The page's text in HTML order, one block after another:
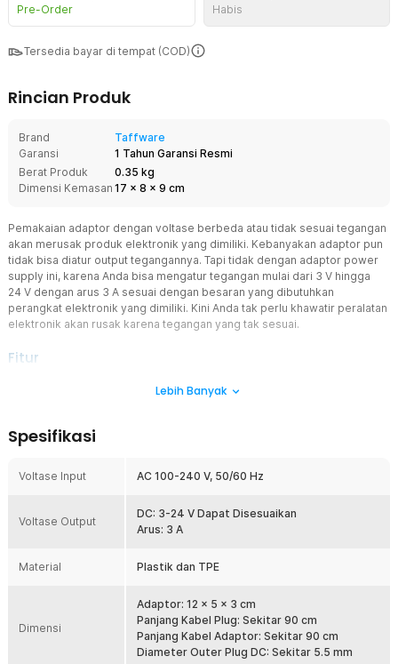
Pre-Order Habis
Tersedia bayar di tempat (COD)
Rincian Produk
Brand
Taffware
Garansi
1 Tahun Garansi Resmi
Berat Produk
0.35 kg
Dimensi Kemasan 17 x 8 x 9 cm
Pemakaian adaptor dengan voltase berbeda atau tidak sesuai tegangan
akan merusak produk elektronik yang dimiliki. Kebanyakan adaptor pun
tidak bisa diatur output tegangannya. Tapi tidak dengan adaptor power
supply ini, karena Anda bisa mengatur tegangan mulai dari 3 V hingga
24 V dengan arus 3 A sesuai dengan besaran yang dibutuhkan
perangkat elektronik yang dimiliki. Kini Anda tak perlu khawatir peralatan
elektronik akan rusak karena tegangan yang tak sesuai.
Fitur
Anda dapat menyesuaikan dengan perangkat Anda ketika
memudahkan Anda dalam menyesuaikan tegangan, terdapat layar
LCD yang akan menampilkan besaran tegangan ketika Anda
Komponen Berkualitas
yang diproduksi dengan presisi untuk memenuhi standar keamanan
Slot Baut Makin Efisien
Pada bagian sisi adaptor terdapat lubang-lubang yang bisa
digunakan untuk memasang baut. Dengan demikian, adaptor ini bisa
Lebih Banyak
Spesifikasi
Voltase Input AC 100-240 V, 50/60 Hz
Voltase Output
DC: 3-24 V Dapat Disesuaikan
Arus: 3 A
Material Plastik dan TPE
Dimensi
Adaptor: 12 x 5 x 3 cm
Panjang Kabel Plug: Sekitar 90 cm
Panjang Kabel Adaptor: Sekitar 90 cm
Diameter Outer Plug DC: Sekitar 5.5 mm